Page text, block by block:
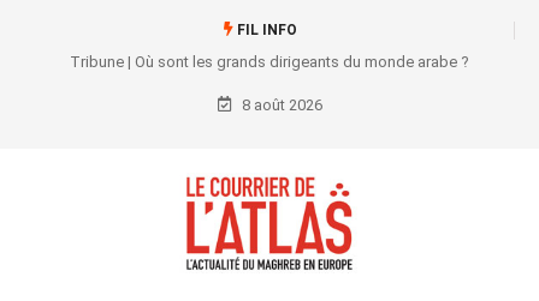
FIL INFO
Tribune | Où sont les grands dirigeants du monde arabe ?
8 août 2026